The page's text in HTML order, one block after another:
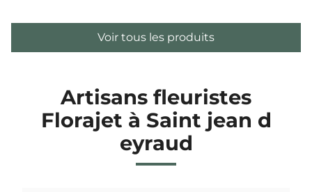
Voir tous les produits
Artisans fleuristes
Florajet à Saint jean d
eyraud